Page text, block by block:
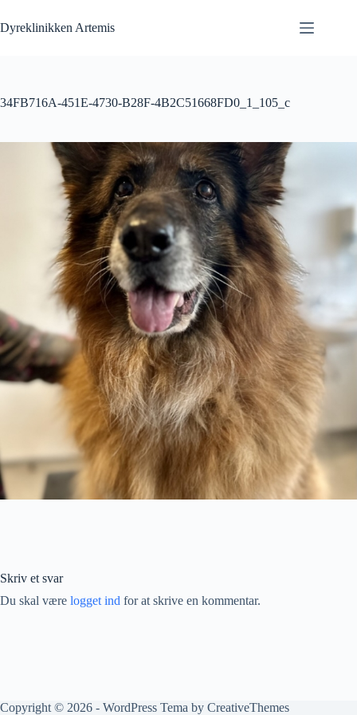
til
indhold
Dyreklinikken Artemis
34FB716A-451E-4730-B28F-4B2C51668FD0_1_105_c
Skriv et svar
Du skal være logget ind for at skrive en kommentar.
Copyright © 2026 - WordPress Tema by CreativeThemes